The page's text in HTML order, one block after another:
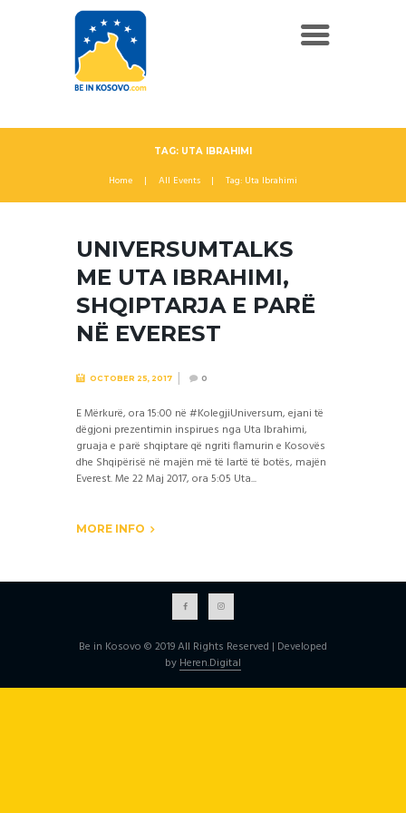
TAG: UTA IBRAHIMI
Home All Events Tag: Uta Ibrahimi
UNIVERSUMTALKS
ME UTA IBRAHIMI,
SHQIPTARJA E PARË
NË EVEREST
OCTOBER 25, 2017 0
E Mërkurë, ora 15:00 në #KolegjiUniversum, ejani të
dëgjoni prezentimin inspirues nga Uta Ibrahimi,
gruaja e parë shqiptare që ngriti flamurin e Kosovës
dhe Shqipërisë në majën më të lartë të botës, majën
Everest. Me 22 Maj 2017, ora 5:05 Uta...
MORE INFO
Be in Kosovo © 2019 All Rights Reserved | Developed
by Heren.Digital